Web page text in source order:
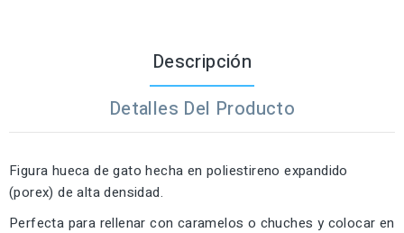
Descripción
Detalles Del Producto
Figura hueca de gato hecha en poliestireno expandido
(porex) de alta densidad.
Perfecta para rellenar con caramelos o chuches y colocar en